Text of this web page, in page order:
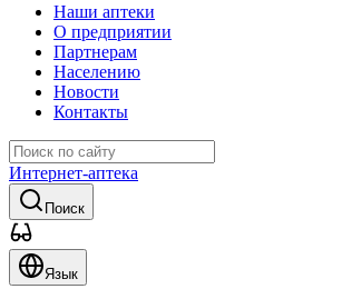
Наши аптеки
О предприятии
Партнерам
Населению
Новости
Контакты
Интернет-аптека
Поиск
Язык